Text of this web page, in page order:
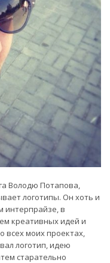
Володю Потапова,
логотипы. Он хоть и
интерпрайзе, в
креативных идей и
всех моих проектах,
логотип, идею
старательно